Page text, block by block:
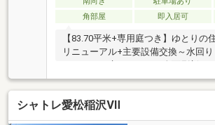
角部屋
即入居可
【83.70平米+専用庭つき】ゆとりの
リニューアル+主要設備交換～水回
落なスポットライトも！ゆとりの幅
台、お掃除ラクラクなTOTO製トイ
を減らす工夫が満載です。◇角住戸
ー・ペット可戸建て感覚で家庭菜園
シャトレ愛松稲沢Ⅶ